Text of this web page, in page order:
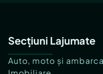
Secțiuni Lajumate
Auto, moto și